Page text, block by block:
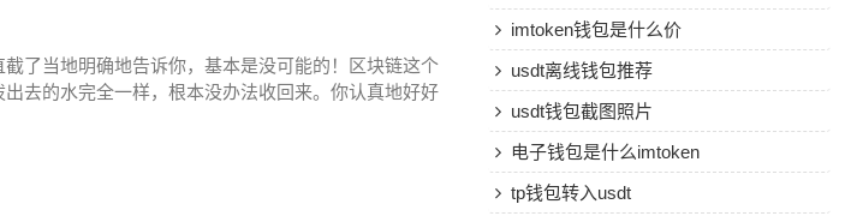
了当地明确地告诉你，基本是没可能的！区块链这个
去的水完全一样，根本没办法收回来。你认真地好好
imtoken钱包是什么价
usdt离线钱包推荐
usdt钱包截图照片
电子钱包是什么imtoken
tp钱包转入usdt